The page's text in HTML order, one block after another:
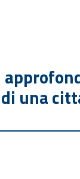
una